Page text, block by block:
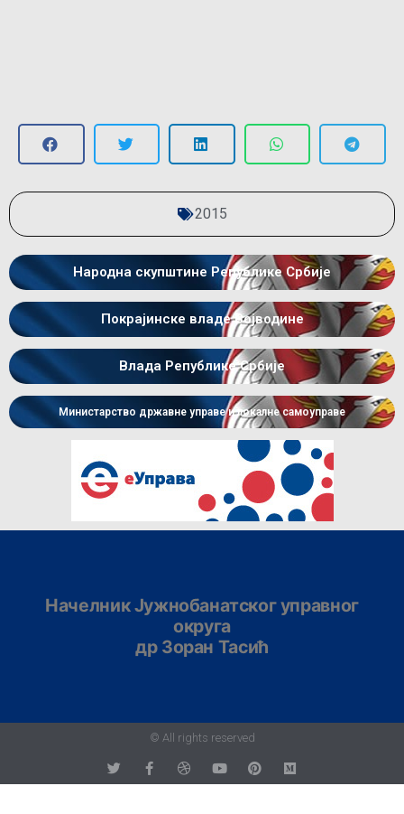
2015
Народна скупштине Републике Србије
Покрајинске владе Војводине
Влада Републике Србије
Министарство државне управе и локалне самоуправе
Начелник Јужнобанатског управног
округа
др Зоран Тасић
© All rights reserved